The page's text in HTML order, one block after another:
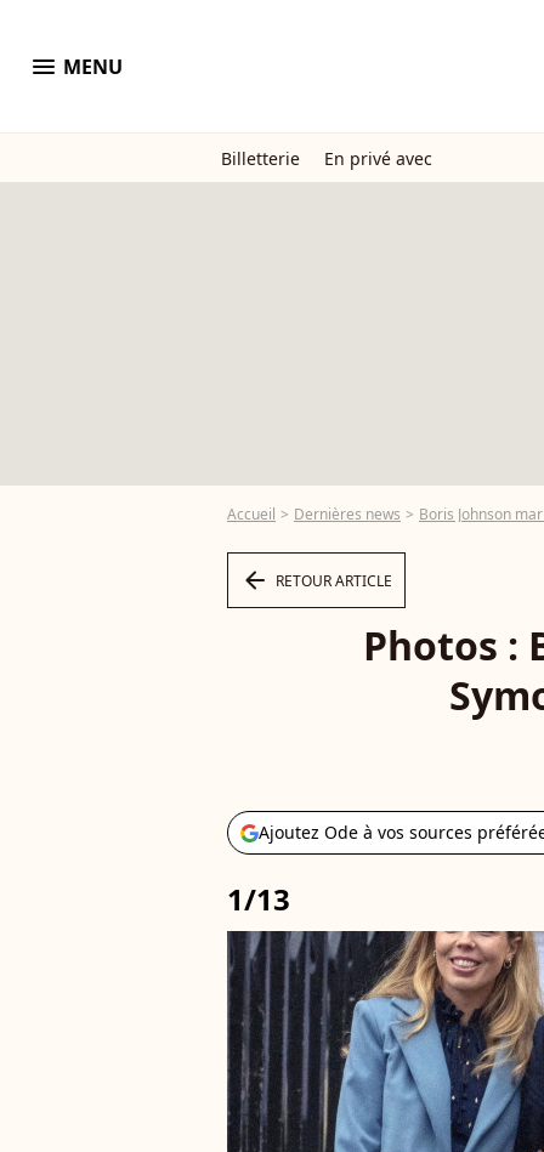
menu MENU
Billetterie En privé avec
Accueil Dernières news Boris Johnson
arrow_left RETOUR ARTICLE
Photos :
Ajoutez Ode à vos sources
1/13